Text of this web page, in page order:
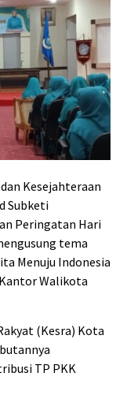
Kesejahteraan
Subketi
Peringatan Hari
tema
Menuju Indonesia
Walikota
(Kesra) Kota
TP PKK